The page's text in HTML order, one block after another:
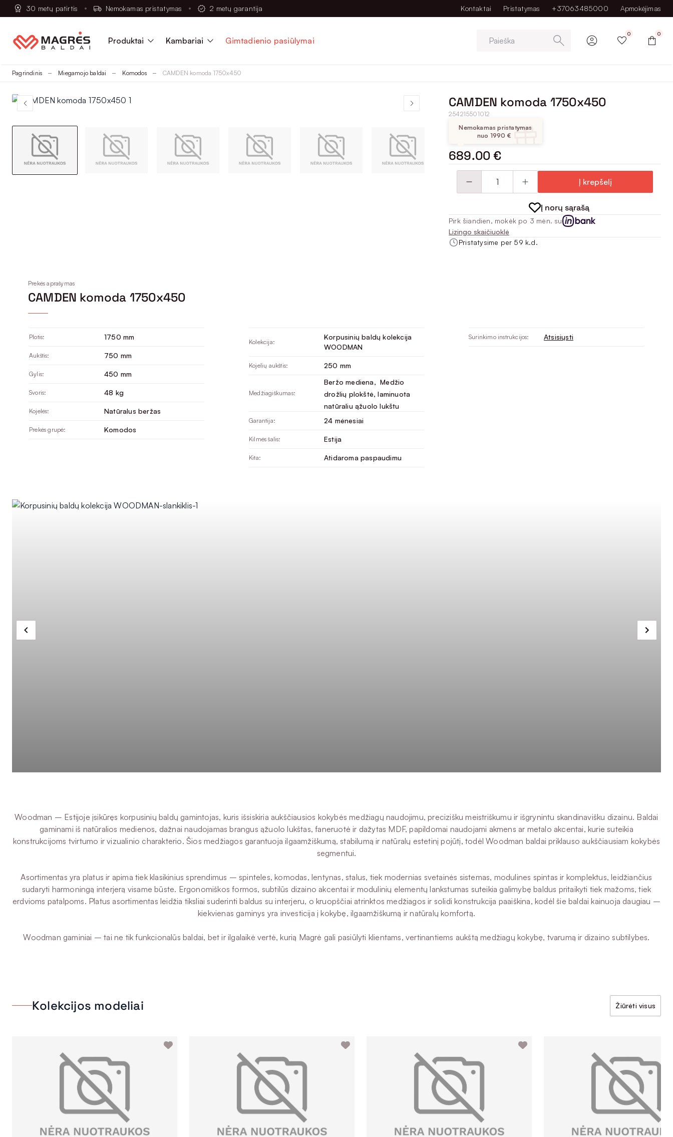
30 metų patirtis Nemokamas pristatymas 2 metų garantija Kontaktai Pristatymas +37063485000 Apmokėjimas
Produktai Kambariai Gimtadienio pasiūlymai Paieška
0 0
Pagrindinis Miegamojo baldai Komodos CAMDEN komoda 1750x450
CAMDEN komoda 1750x450
254215501012
Nemokamas pristatymas
nuo 1990 €
689.00 €
Į krepšelį
Į norų sąrašą
Pirk šiandien, mokėk po 3 mėn. su
Lizingo skaičiuoklė
Pristatysime per 59 k.d.
Prekės aprašymas
CAMDEN komoda 1750x450
Plotis: 1750 mm
Aukštis: 750 mm
Gylis: 450 mm
Svoris: 48 kg
Kojelės: Natūralus beržas
Prekės grupė: Komodos
Kolekcija:
Korpusinių baldų kolekcija
WOODMAN
Kojelių aukštis: 250 mm
Medžiagiškumas:
Beržo mediena, Medžio
drožlių plokštė, laminuota
natūraliu ąžuolo lukštu
Garantija: 24 mėnesiai
Kilmės šalis: Estija
Kita: Atidaroma paspaudimu
Surinkimo instrukcijos: Atsisiųsti
Woodman – Estijoje įsikūręs korpusinių baldų gamintojas, kuris išsiskiria aukščiausios kokybės medžiagų naudojimu, precizišku meistriškumu ir išgrynintu skandinavišku dizainu. Baldai
gaminami iš natūralios medienos, dažnai naudojamas brangus ąžuolo lukštas, faneruotė ir dažytas MDF, papildomai naudojami akmens ar metalo akcentai, kurie suteikia
konstrukcijoms tvirtumo ir vizualinio charakterio. Šios medžiagos garantuoja ilgaamžiškumą, stabilumą ir natūralų estetinį pojūtį, todėl Woodman baldai priklauso aukščiausiam kokybės
segmentui.
Asortimentas yra platus ir apima tiek klasikinius sprendimus – spinteles, komodas, lentynas, stalus, tiek modernias svetainės sistemas, modulines spintas ir komplektus, leidžiančius
sudaryti harmoningą interjerą visame būste. Ergonomiškos formos, subtilūs dizaino akcentai ir modulinių elementų lankstumas suteikia galimybę baldus pritaikyti tiek mažoms, tiek
erdvioms patalpoms. Platus asortimentas leidžia tiksliai suderinti baldus su interjeru, o kruopščiai atrinktos medžiagos ir solidi konstrukcija paaiškina, kodėl šie baldai kainuoja daugiau –
kiekvienas gaminys yra investicija į kokybę, ilgaamžiškumą ir natūralų komfortą.
Woodman gaminiai – tai ne tik funkcionalūs baldai, bet ir ilgalaikė vertė, kurią Magrė gali pasiūlyti klientams, vertinantiems aukštą medžiagų kokybę, tvarumą ir dizaino subtilybes.
Kolekcijos modeliai Žiūrėti visus